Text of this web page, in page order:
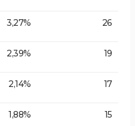
3,27% 26
2,39% 19
2,14% 17
1,88% 15